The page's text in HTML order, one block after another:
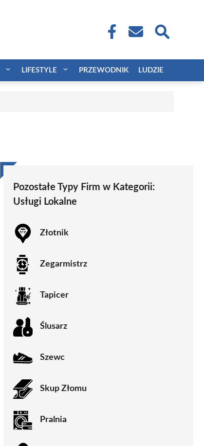
LIFESTYLE PRZEWODNIK LUDZIE
Pozostałe Typy Firm w Kategorii:
Usługi Lokalne
Złotnik
Zegarmistrz
Tapicer
Ślusarz
Szewc
Skup Złomu
Pralnia